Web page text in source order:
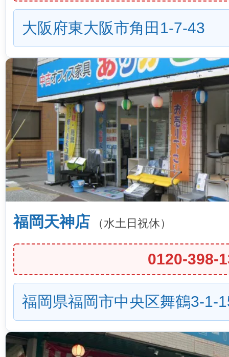
大阪府東大阪市角田1-7-43
福岡天神店 （水土日祝休）
0120-398-
福岡県福岡市中央区舞鶴3-1-